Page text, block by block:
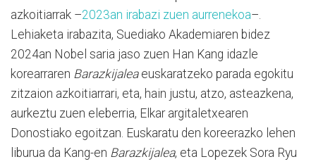
azkoitiarrak –2023an irabazi zuen aurrenekoa–.
Lehiaketa irabazita, Suediako Akademiaren bidez
2024an Nobel saria jaso zuen Han Kang idazle
korearraren Barazkijaleaeuskaratzeko parada egokitu
zitzaion azkoitiarrari, eta, hain justu, atzo, asteazkena,
aurkeztu zuen eleberria, Elkar argitaletxearen
Donostiako egoitzan. Euskaratu den koreerazko lehen
liburua da Kang-en Barazkijalea, eta Lopezek Sora Ryu